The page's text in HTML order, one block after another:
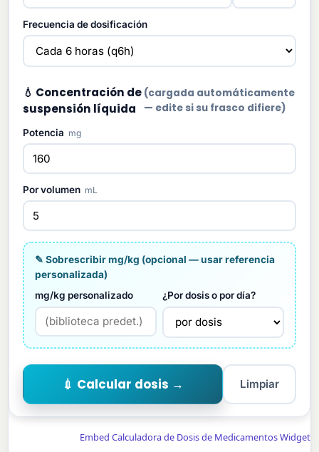
Frecuencia de dosificación
💧 Concentración de
suspensión líquida
(cargada automáticamente
— edite si su frasco difiere)
Potencia mg
Por volumen mL
✎ Sobrescribir mg/kg (opcional — usar referencia
personalizada)
mg/kg personalizado
¿Por dosis o por día?
💉 Calcular dosis → Limpiar
Embed Calculadora de Dosis de Medicamentos Widget